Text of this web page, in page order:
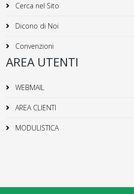
Cerca nel Sito
Dicono di Noi
Convenzioni
AREA UTENTI
WEBMAIL
AREA CLIENTI
MODULISTICA